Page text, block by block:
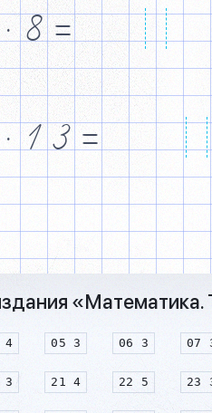
· 8 =
· 1 3 =
«Математика.
4 05 3 06 3 07
3 21 4 22 5 23